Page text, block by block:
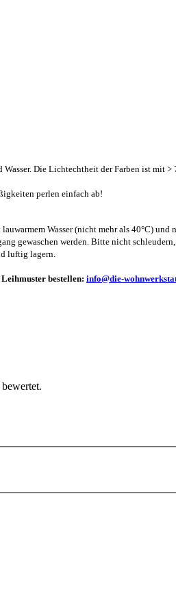
Die Lichtechtheit der Farben ist mit >
perlen einfach ab!
Wasser (nicht mehr als 40°C) und
gewaschen werden. Bitte nicht
luftig lagern.
bestellen: info@die-